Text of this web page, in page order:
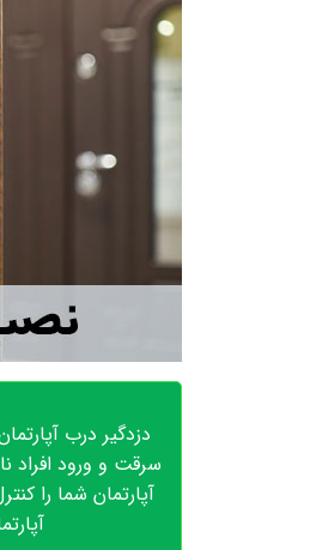
دزدگیر درب
سرقت و ورود افراد
آپارتمان شما را